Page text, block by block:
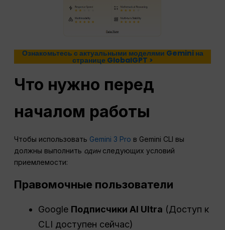
Ознакомьтесь с актуальными моделями Gemini на
странице GlobalGPT >
Что нужно перед
началом работы
Чтобы использовать Gemini 3 Pro в Gemini CLI вы
должны выполнить одинследующих условий
приемлемости:
Правомочные пользователи
Google Подписчики AI Ultra (Доступ к
CLI доступен сейчас)